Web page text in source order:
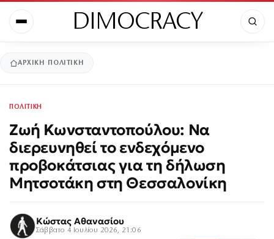
DIMOCRACY
ΑΡΧΙΚΉ ΠΟΛΙΤΙΚΗ
ΠΟΛΙΤΙΚΗ
Ζωή Κωνσταντοπούλου: Να
διερευνηθεί το ενδεχόμενο
προβοκάτσιας για τη δήλωση
Μητσοτάκη στη Θεσσαλονίκη
Κώστας Αθανασίου
Σάββατο 4 Ιουλίου 2026, 21:06